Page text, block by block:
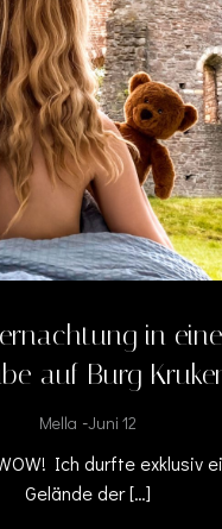
in
auf Burg
Mella -Juni 12
Ich durfte exklusiv
Gelände der […]